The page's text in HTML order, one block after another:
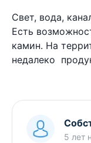
Свет, вода,
Есть
камин. На
недалеко
5 лет